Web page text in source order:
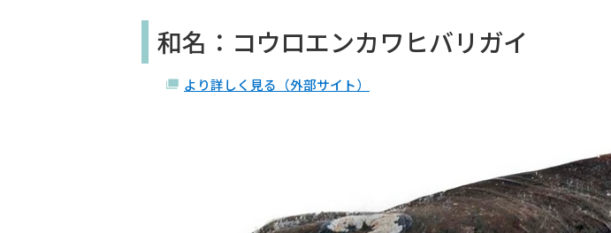
和名：コウロエンカワヒバリガイ
より詳しく見る（外部サイト）